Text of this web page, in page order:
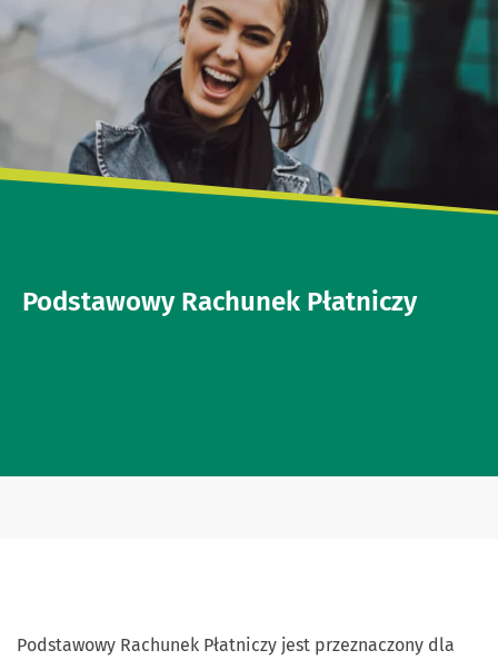
Podstawowy Rachunek Płatniczy
Podstawowy Rachunek Płatniczy jest przeznaczony dla